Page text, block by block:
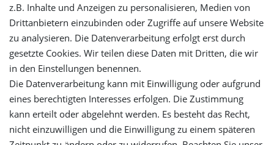
Registrieren
Versandinformationen
Let's stay connected
z.B. Inhalte und Anzeigen zu personalisieren, Medien von
Drittanbietern einzubinden oder Zugriffe auf unsere Website
zu analysieren. Die Datenverarbeitung erfolgt erst durch
gesetzte Cookies. Wir teilen diese Daten mit Dritten, die wir
in den Einstellungen benennen.
Die Datenverarbeitung kann mit Einwilligung oder aufgrund
eines berechtigten Interesses erfolgen. Die Zustimmung
kann erteilt oder abgelehnt werden. Es besteht das Recht,
nicht einzuwilligen und die Einwilligung zu einem späteren